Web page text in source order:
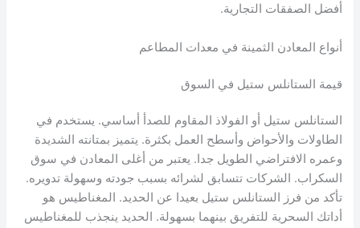
أفضل الصفقات التجارية.
أنواع المعادن الثمينة في معدات المطاعم
قيمة الستانلس ستيل في السوق
الستانلس ستيل أو الفولاذ المقاوم للصدأ أساسي. يستخدم في
الطاولات والأحواض وأسطح العمل بكثرة. يتميز بمتانته الشديدة
وعمره الافتراضي الطويل جدا. يعتبر من أغلى المعادن في سوق
السكراب. الشركات تتسابق لشرائه بسبب جودته وسهولة تدويره.
تأكد من فرز الستانلس ستيل بعيدا عن الحديد. المغناطيس هو
أداتك السحرية للتفريق بينهما بسهولة. الحديد ينجذب للمغناطيس